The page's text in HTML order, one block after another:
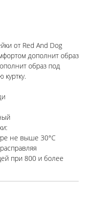
от Red And Dog
дополнит образ
образ под
куртку.
не выше 30°C
при 800 и более